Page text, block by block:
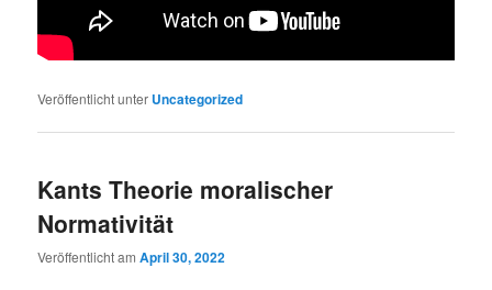
Veröffentlicht unter Uncategorized
Kants Theorie moralischer
Normativität
Veröffentlicht amApril 30, 2022